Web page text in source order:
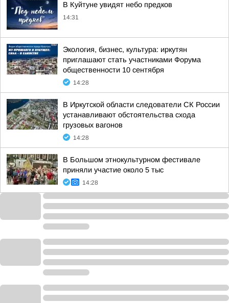
В Куйтуне увидят небо предков
14:31
Экология, бизнес, культура: иркутян
приглашают стать участниками Форума
общественности 10 сентября
14:28
В Иркутской области следователи СК России
устанавливают обстоятельства схода
грузовых вагонов
14:28
В Большом этнокультурном фестивале
приняли участие около 5 тыс
14:28